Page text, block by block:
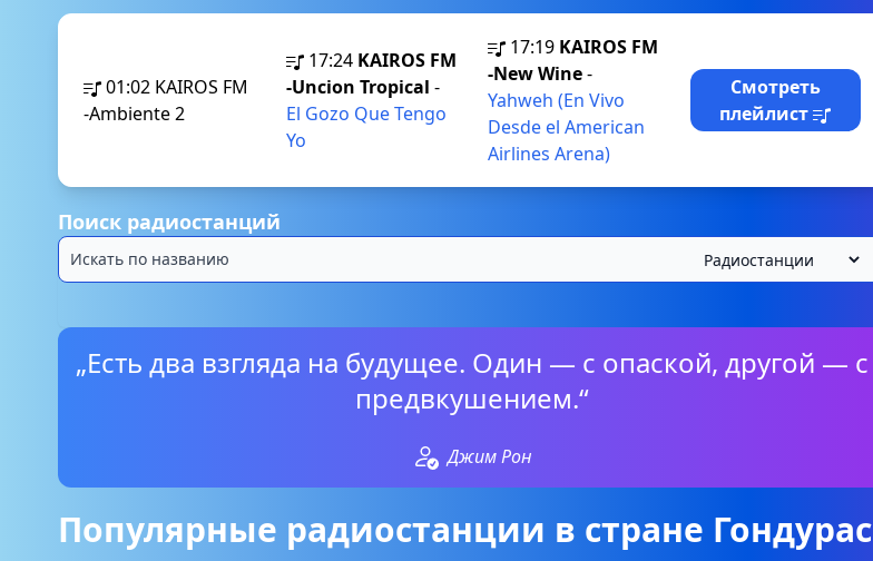
01:02 KAIROS FM
-Ambiente 2
17:24 KAIROS FM
-Uncion Tropical -
El Gozo Que Tengo
Yo
17:19 KAIROS FM
-New Wine-
Yahweh (En Vivo
Desde el American
Airlines Arena)
Смотреть
плейлист
Поиск радиостанций
„Есть два взгляда на будущее. Один — с опаской, другой — с
предвкушением.“
Джим Рон
Популярные радиостанции в стране Гондурас